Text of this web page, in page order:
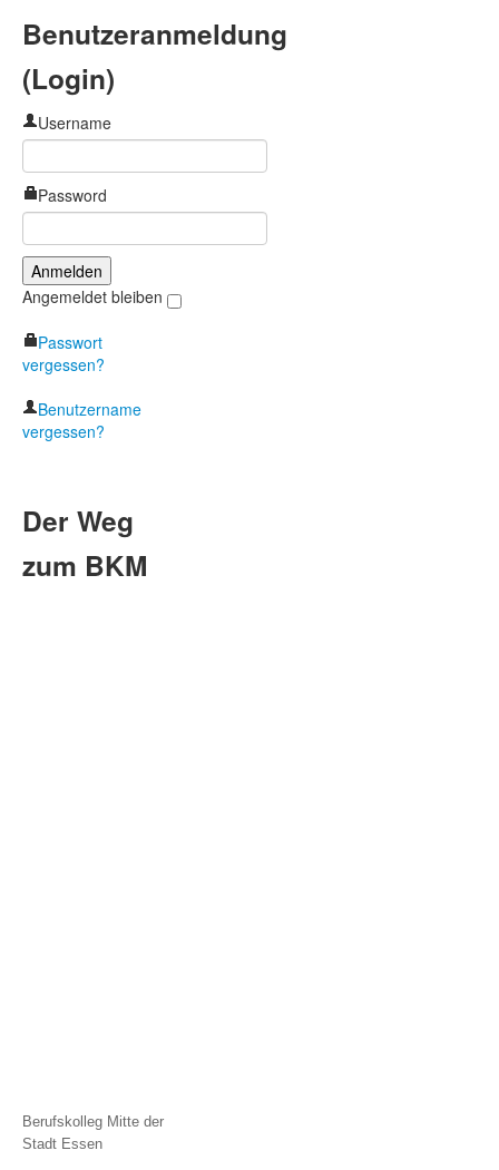
Benutzeranmeldung
(Login)
Username
Password
Angemeldet bleiben
Passwort
vergessen?
Benutzername
vergessen?
Der Weg
zum BKM
Berufskolleg Mitte der
Stadt Essen